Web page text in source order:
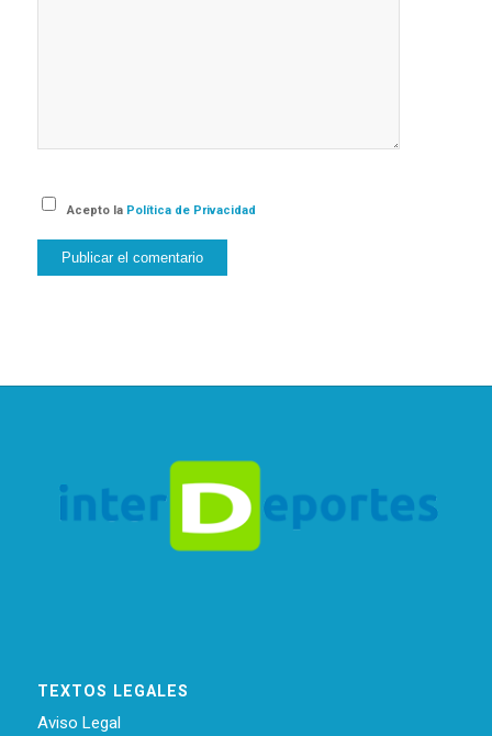
Acepto la Política de Privacidad
TEXTOS LEGALES
Aviso Legal